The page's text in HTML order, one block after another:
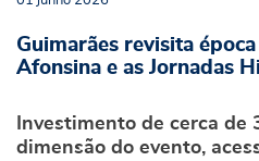
Guimarães revisita
Afonsina e as Jornadas
Investimento de cerca de
dimensão do evento,